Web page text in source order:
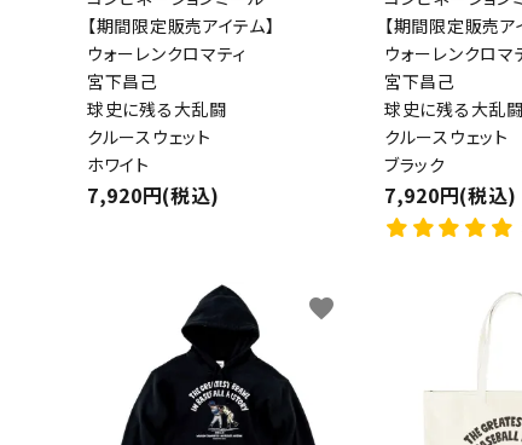
【期間限定販売アイテム】
ウォーレンクロマティ
宮下昌己
球史に残る大乱闘
クルースウェット
ホワイト
7,920円(税込)
【期間限定販売ア
ウォーレンクロマ
宮下昌己
球史に残る大乱闘
クルースウェット
ブラック
7,920円(税込)
favorite
キー
カ